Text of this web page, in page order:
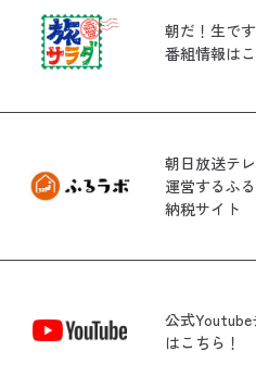
朝だ！生で
番組情報は
朝日放送テ
運営するふ
納税サイト
公式
はこちら！